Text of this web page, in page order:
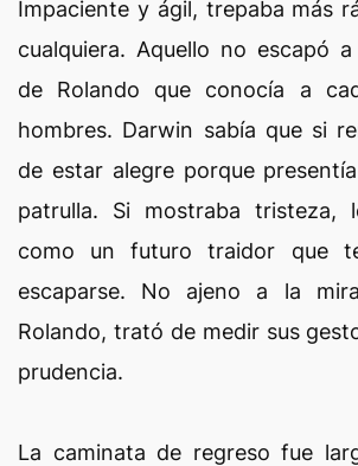
Impaciente y ágil, trepaba más
cualquiera. Aquello no escapó
de Rolando que conocía a
hombres. Darwin sabía que si
de estar alegre porque
patrulla. Si mostraba tristeza,
como un futuro traidor que
escaparse. No ajeno a la
Rolando, trató de medir sus
prudencia.
La caminata de regreso fue